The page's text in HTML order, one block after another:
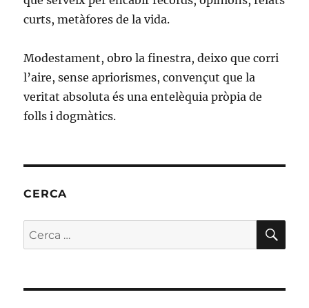
curts, metàfores de la vida.
Modestament, obro la finestra, deixo que corri
l’aire, sense apriorismes, convençut que la
veritat absoluta és una entelèquia pròpia de
folls i dogmàtics.
CERCA
Cerca: